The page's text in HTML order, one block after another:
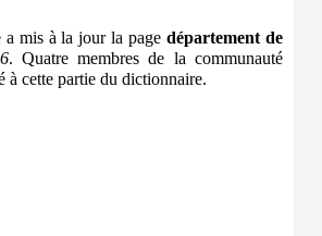
a mis à la jour la page département de
. Quatre membres de la communauté
cette partie du dictionnaire.